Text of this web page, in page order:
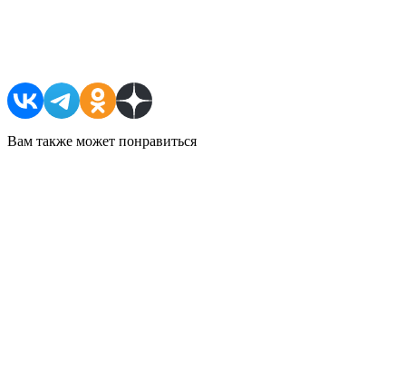
Вам также может понравиться